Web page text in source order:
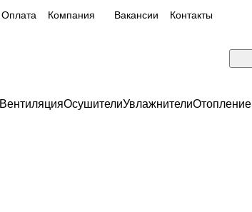
Оплата Компания Вакансии Контакты
ВентиляцияОсушителиУвлажнителиОтопление